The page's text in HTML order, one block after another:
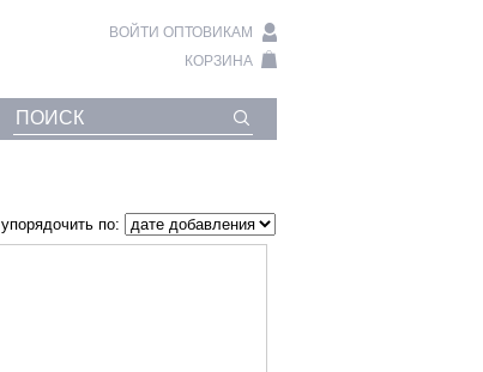
ВОЙТИ ОПТОВИКАМ
КОРЗИНА
упорядочить по: